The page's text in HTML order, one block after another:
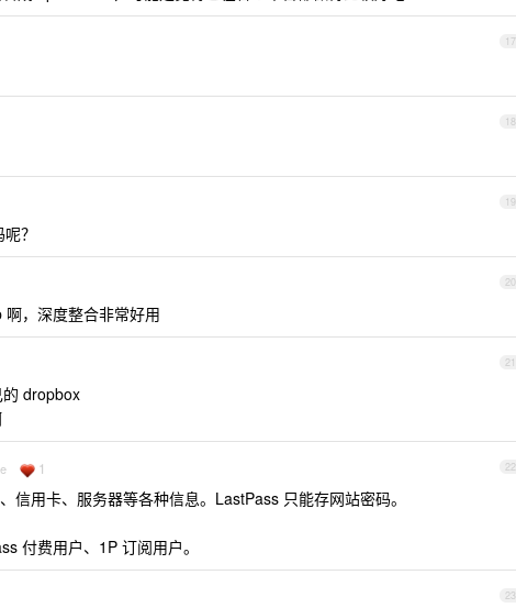
17
18
19
？
20
，深度整合非常好用
21
dropbox
22
1
信用卡、服务器等各种信息。LastPass 只能存网站密码。
付费用户、1P 订阅用户。
23